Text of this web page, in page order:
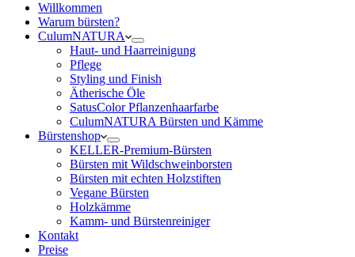
Willkommen
Warum bürsten?
CulumNATURA
Haut- und Haarreinigung
Pflege
Styling und Finish
Ätherische Öle
SatusColor Pflanzenhaarfarbe
CulumNATURA Bürsten und Kämme
Bürstenshop
KELLER-Premium-Bürsten
Bürsten mit Wildschweinborsten
Bürsten mit echten Holzstiften
Vegane Bürsten
Holzkämme
Kamm- und Bürstenreiniger
Kontakt
Preise